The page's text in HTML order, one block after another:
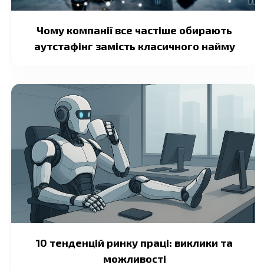
Чому компанії все частіше обирають
аутстафінг замість класичного найму
10 тенденцій ринку праці: виклики та
можливості